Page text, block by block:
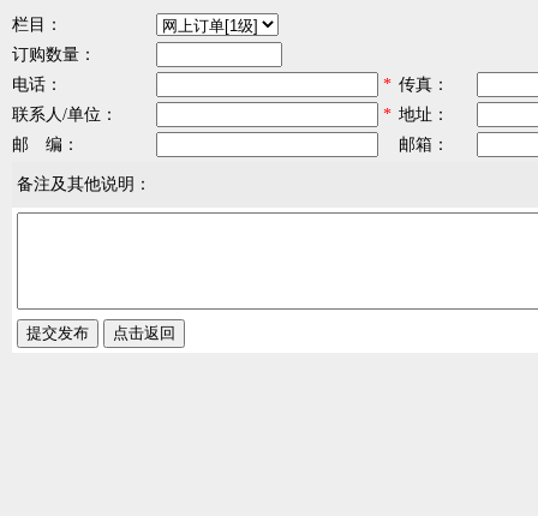
栏目：
订购数量：
电话：
* 传真：
联系人/单位：
* 地址：
邮 编：
邮箱：
备注及其他说明：